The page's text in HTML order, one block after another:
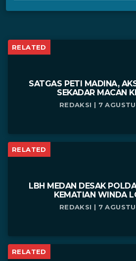
RELATED
SATGAS PETI MADINA,
SEKADAR MACAN
REDAKSI | 7
RELATED
LBH MEDAN DESAK
KEMATIAN WINDA
REDAKSI | 7
RELATED